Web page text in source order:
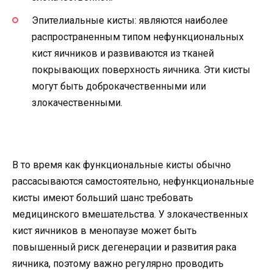
Эпителиальные кисты: являются наиболее
распространенным типом нефункциональных
кист яичников и развиваются из тканей
покрывающих поверхность яичника. Эти кисты
могут быть доброкачественными или
злокачественными.
В то время как функциональные кисты обычно
рассасываются самостоятельно, нефункциональные
кисты имеют больший шанс требовать
медицинского вмешательства. У злокачественных
кист яичников в менопаузе может быть
повышенный риск дегенерации и развития рака
яичника, поэтому важно регулярно проводить